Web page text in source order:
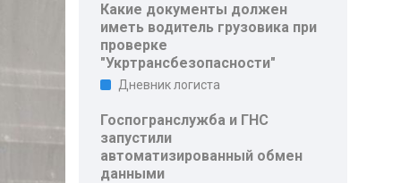
Какие документы должен
иметь водитель грузовика при
проверке
"Укртрансбезопасности"
Дневник логиста
Госпогранслужба и ГНС
запустили
автоматизированный обмен
данными